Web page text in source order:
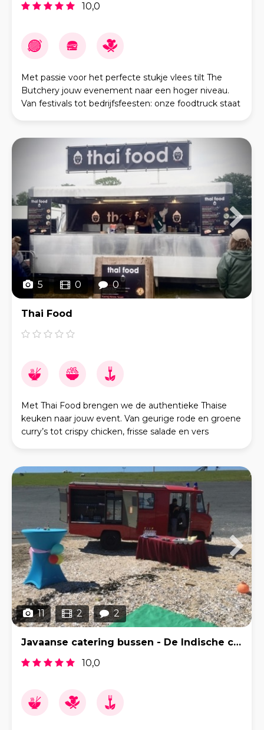
10,0
Met passie voor het perfecte stukje vlees tilt The
Butchery jouw evenement naar een hoger niveau.
Van festivals tot bedrijfsfeesten: onze foodtruck staat
5 0 0
Thai Food
Met Thai Food brengen we de authentieke Thaise
keuken naar jouw event. Van geurige rode en groene
curry’s tot crispy chicken, frisse salade en vers
11 2 2
Javaanse catering bussen - De Indische catering b.v.
10,0